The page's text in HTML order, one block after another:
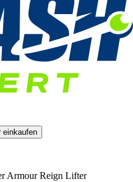
einkaufen
Armour Reign Lifter